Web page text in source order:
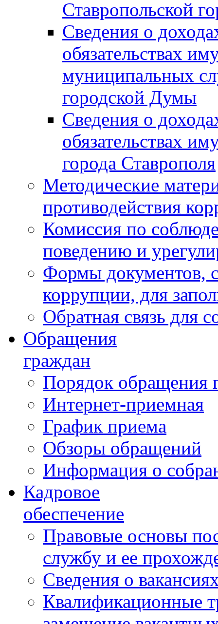
Ставропольской
Сведения о
обязательствах
муниципальных
городской Думы
Сведения о
обязательствах
города Ставрополя
Методические
противодействия
Комиссия по
поведению и
Формы документов,
коррупции, для
Обратная связь для
Обращения
граждан
Порядок обращения
Интернет-приемная
График приема
Обзоры обращений
Информация о
Кадровое
обеспечение
Правовые основы
службу и ее
Сведения о
Квалификационные